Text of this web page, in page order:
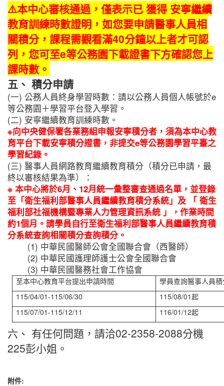
⚠️本中心審核通過，僅表示已 獲得 安寧繼續
教育訓練時數證明，如您要申請醫事人員相
關積分，課程需觀看滿40分鐘以上者才可認
列，您可至e等公務園下載證書下方確認您上
課時數。
五、 積分申請
(一) 公務人員終身學習時數：請以公務人員個人帳號於e
等公務園＋學習平台登入學習。
(二) 安寧繼續教育訓練時數。
※向中央健保署各業務組申報安寧積分者，須為本中心教
育平台下載安寧積分證書，非提交e等公務園學習平臺之
學習紀錄。
(三) 醫事人員網路教育繼續教育積分（積分已申請，最
終以審核結果為準）：
※ 本中心將於6月、12月統一彙整審查通過名單，並登錄
至「衛生福利部醫事人員繼續教育積分系統」及
「 衛生
福利部社福機構暨專業人力管理資訊系統 」
，作業時間
約1個月。請學員自行至衛生福利部醫事人員繼續教育積
分系統查詢相關積分查詢積分。
(1) 中華民國醫師公會全國聯合會（西醫師）
(2) 中華民國護理師護士公會全國聯合會
(3) 中華民國醫務社會工作協會
至本中心教育平台提出申請時間
學員查詢醫事人員
115/04/01-115/06/30
115/08/01起
115/07/01-115/12/11
116/01/12起
六、 有任何問題，請洽02-2358-2088分機
225彭小姐。
附件: